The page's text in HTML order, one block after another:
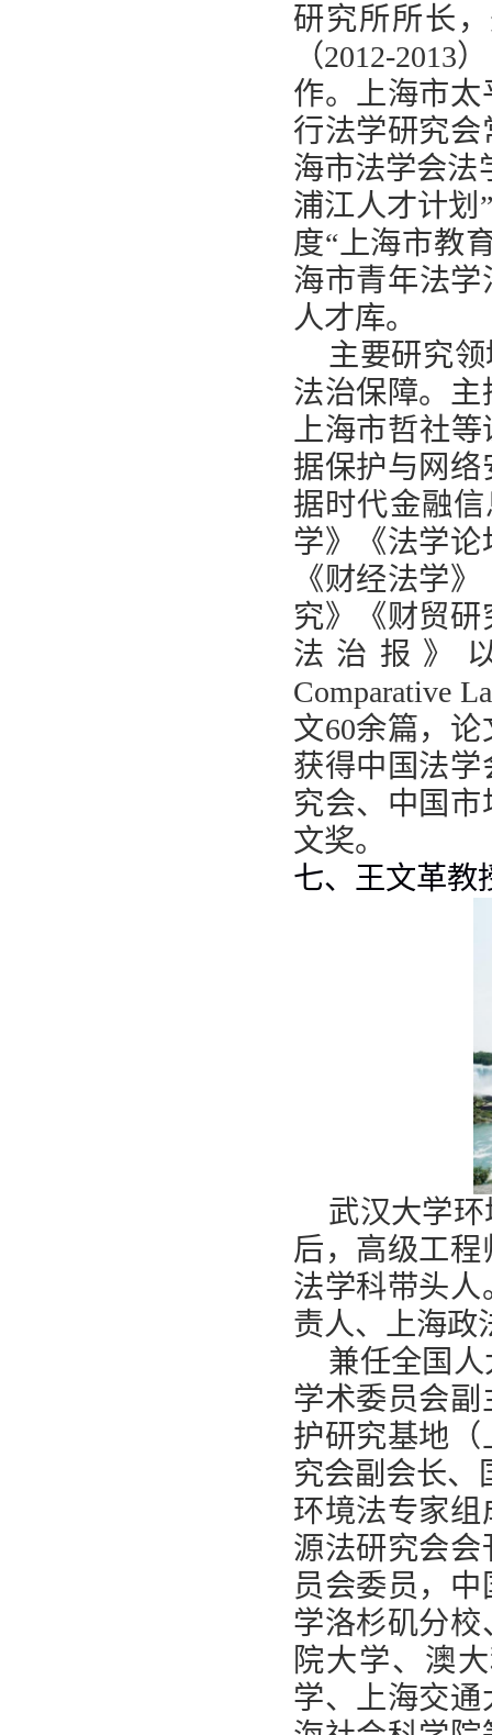
研究所所长
（2012-2013
作。上海市
行法学研究
海市法学会法
浦江人才计划
度“上海市教
海市青年法
人才库。
主要研究
法治保障。
上海市哲社
据保护与网
据时代金融
学》《法学
《财经法学
究》《财贸
法治报》
Comparative
文60余篇，论
获得中国法
究会、中国
文奖。
七、王文革教
武汉大学
后，高级工
法学科带头
责人、上海政
兼任全国
学术委员会
护研究基地
究会副会长、
环境法专家
源法研究会
员会委员，
学洛杉矶分
院大学、澳
学、上海交